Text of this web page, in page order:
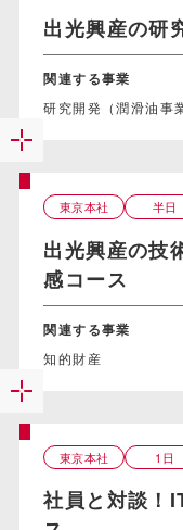
出光興産の研
関連する事業
研究開発（潤滑油事
東京本社 半日
出光興産の技
感コース
関連する事業
知的財産
東京本社 1日
社員と対談！